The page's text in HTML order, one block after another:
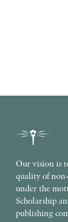
Our vision is
quality of
under the
Scholarship
publishing